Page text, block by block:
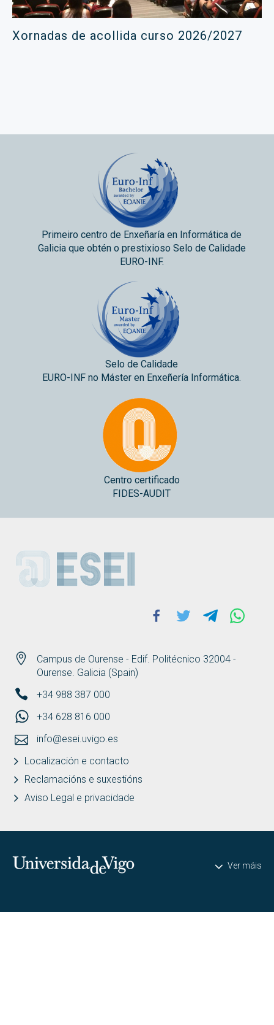
Xornadas de acollida curso 2026/2027
Primeiro centro de Enxeñaría en Informática de
Galicia que obtén o prestixioso Selo de Calidade
EURO-INF.
Selo de Calidade
EURO-INF no Máster en Enxeñería Informática.
Centro certificado
FIDES-AUDIT
ESEI
Campus de Ourense - Edif. Politécnico 32004 -
Ourense. Galicia (Spain)
+34 988 387 000
+34 628 816 000
info@esei.uvigo.es
Localización e contacto
Reclamacións e suxestións
Aviso Legal e privacidade
Facebook
Twitter Telegram
Universidade de Vigo Ver máis